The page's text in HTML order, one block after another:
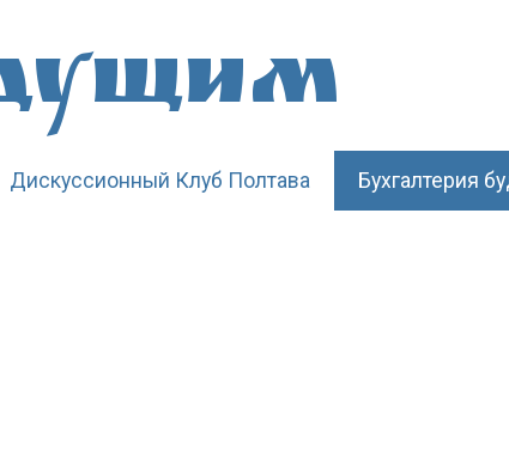
Дискуссионный Клуб Полтава Бухгалтерия